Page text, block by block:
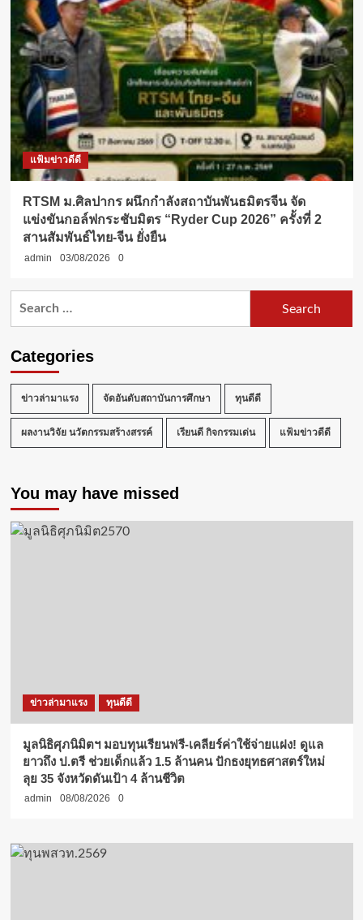
แฟ้มข่าวดีดี
RTSM ม.ศิลปากร ผนึกกำลังสถาบันพันธมิตรจีน จัด
แข่งขันกอล์ฟกระชับมิตร “Ryder Cup 2026” ครั้งที่ 2
สานสัมพันธ์ไทย-จีน ยั่งยืน
admin 03/08/2026 0
Categories
ข่าวล่ามาแรง จัดอันดับสถาบันการศึกษา ทุนดีดี
ผลงานวิจัย นวัตกรรมสร้างสรรค์ เรียนดี กิจกรรมเด่น แฟ้มข่าวดีดี
You may have missed
ข่าวล่ามาแรง ทุนดีดี
มูลนิธิศุภนิมิตฯ มอบทุนเรียนฟรี-เคลียร์ค่าใช้จ่ายแฝง! ดูแล
ยาวถึง ป.ตรี ช่วยเด็กแล้ว 1.5 ล้านคน ปักธงยุทธศาสตร์ใหม่
ลุย 35 จังหวัดดันเป้า 4 ล้านชีวิต
admin 08/08/2026 0